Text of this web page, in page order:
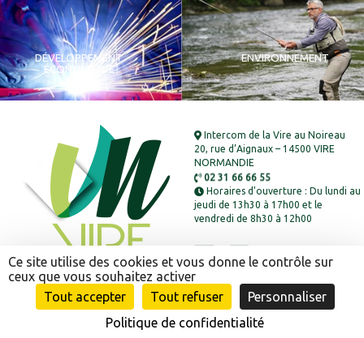
DÉVELOPPEMENT
ÉCONOMIQUE
ENVIRONNEMENT
Intercom de la Vire au Noireau
20, rue d’Aignaux – 14500 VIRE
NORMANDIE
02 31 66 66 55
Horaires d'ouverture : Du lundi au
jeudi de 13h30 à 17h00 et le
vendredi de 8h30 à 12h00
- Politique de confidentialité -Plan de site
© Conception :Mediapilote Normandie
Ce site utilise des cookies et vous donne le contrôle sur
ceux que vous souhaitez activer
Tout accepter
Tout refuser
Personnaliser
Politique de confidentialité